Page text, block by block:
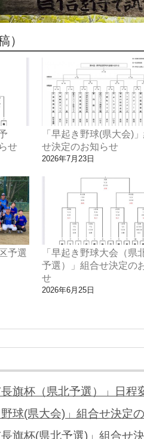
）
せ
「早起き野球(県大会)
せ決定のお知らせ
2026年7月23日
予選
「早起き野球大会（県
予選）」組合せ決定の
せ
2026年6月25日
長旗杯（県北予選）」日程
野球(県大会)」組合せ決定
長旗杯(県北予選)」組合せ